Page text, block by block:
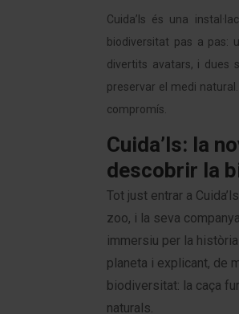
Cuida’ls és una
biodiversitat pas a pas:
divertits avatars, i dues
preservar el medi
compromís.
Cuida’ls: la
descobrir la
Tot just entrar a
zoo, i la seva
immersiu per la
planeta i explicant, de
biodiversitat: la caça
naturals.